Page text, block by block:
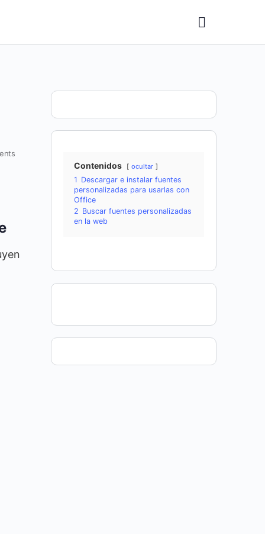
Contenidos ocultar
1 Descargar e instalar fuentes
personalizadas para usarlas con
Office
2 Buscar fuentes personalizadas
en la web